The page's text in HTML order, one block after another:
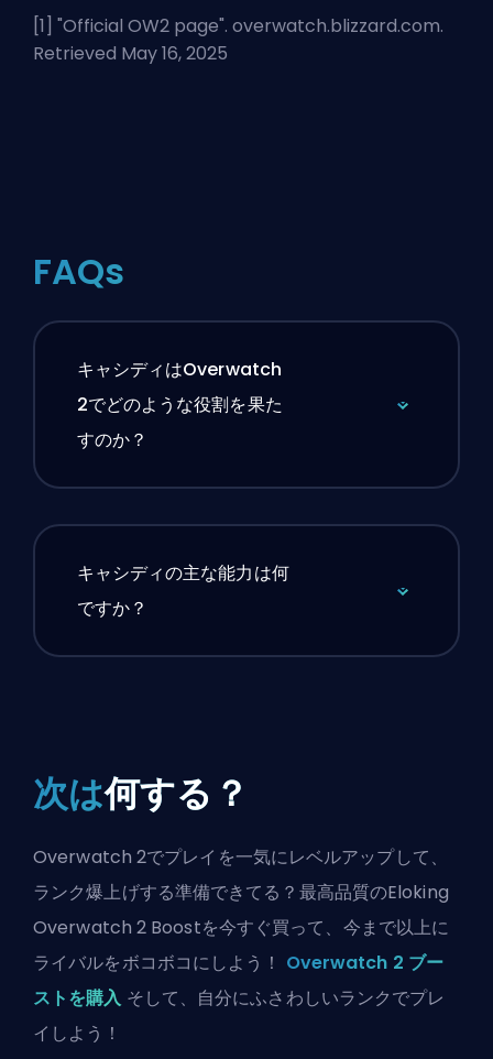
[1] "Official OW2 page". overwatch.blizzard.com.
Retrieved May 16, 2025
FAQs
キャシディはOverwatch
2でどのような役割を果た
すのか？
キャシディの主な能力は何
ですか？
次は何する？
Overwatch 2でプレイを一気にレベルアップして、
ランク爆上げする準備できてる？最高品質のEloking
Overwatch 2 Boostを今すぐ買って、今まで以上に
ライバルをボコボコにしよう！ Overwatch 2 ブー
ストを購入そして、自分にふさわしいランクでプレ
イしよう！